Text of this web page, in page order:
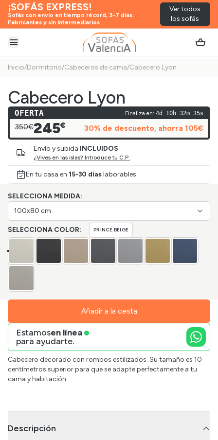
¡SOFÁS EXPRESS!
Sofás con envío en tiempo récord, 3-7 días.
Fabricantes y sin intermediarios
Ver todos
los sofás
Abrir menú
Inicio/Dormitorio/Cabeceros de cama/Cabecero Lyon
Cabecero Lyon
OFERTA Finaliza en: 4d 10h 32m 35s
350€245€ 30% de descuento, ahorra 105€
Envío y subida INCLUIDOS
¿Vives en las islas? Introduce tu C.P.
En tu casa en 15-30 díaslaborables
SELECCIONA MEDIDA:
100x80 cm
SELECCIONA COLOR: PRINCE BEIGE
Añadir a la cesta
Estamosen línea
para ayudarte.
Cabecero decorado con rombos estilizados. Su tamaño es 10
centímetros superior para que se adapte perfectamente a tu
cama y habitación.
Descripción